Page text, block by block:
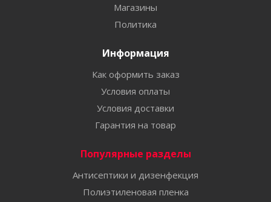
Магазины
Политика
Информация
Как оформить заказ
Условия оплаты
Условия доставки
Гарантия на товар
Популярные разделы
Антисептики и дизенфекция
Полиэтиленовая пленка